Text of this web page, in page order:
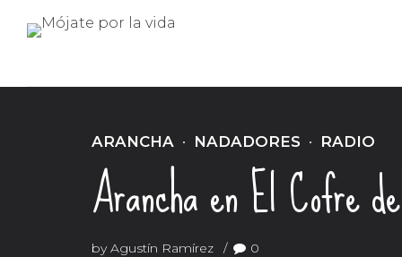
ARANCHA NADADORES RADIO
Arancha en El Cofre
by Agustín Ramírez 0